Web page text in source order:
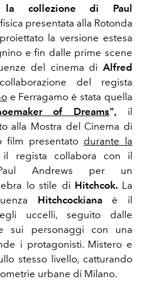
la collezione di Paul
presentata alla Rotonda
la versione estesa
e fin dalle prime scene
del cinema di Alfred
del regista
e Ferragamo è stata quella
of Dreams", il
alla Mostra del Cinema di
film presentato durante la
il regista collabora con il
Andrews per un
lo stile di Hitchcok. La
Hitchcockianaè il
uccelli, seguito dalle
sui personaggi con una
i protagonisti. Mistero e
stesso livello, catturando
urbane di Milano.